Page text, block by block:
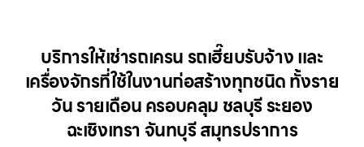
บริการให้เช่ารถเครน รถเฮี๊ยบรับจ้าง และ
เครื่องจักรที่ใช้ในงานก่อสร้างทุกชนิด ทั้งราย
วัน รายเดือน ครอบคลุม ชลบุรี ระยอง
ฉะเชิงเทรา จันทบุรี สมุทรปราการ